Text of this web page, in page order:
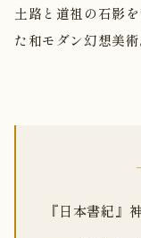
土路と道祖の石影
た和モダン幻想美術
『日本書紀』